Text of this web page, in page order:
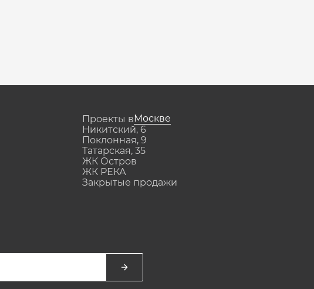
Проекты вМоскве
Никитский, 6
Поклонная, 9
Татарская, 35
ЖК Остров
ЖК РЕКА
Закрытые продажи